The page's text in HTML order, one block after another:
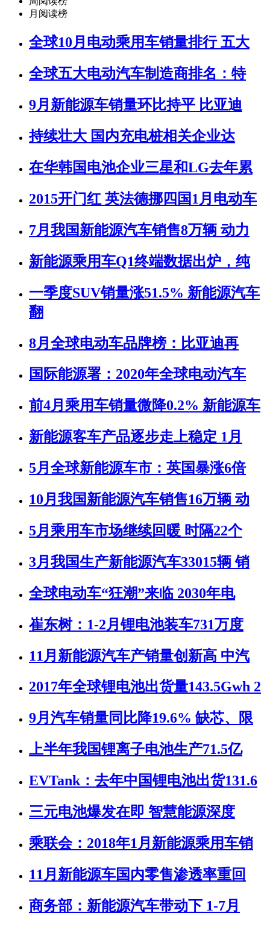
月阅读榜
全球10月电动乘用车销量排行 五大
全球五大电动汽车制造商排名：特
9月新能源车销量环比持平 比亚迪
持续壮大 国内充电桩相关企业达
在华韩国电池企业三星和LG去年累
2015开门红 英法德挪四国1月电动车
7月我国新能源汽车销售8万辆 动力
新能源乘用车Q1终端数据出炉，纯
一季度SUV销量涨51.5% 新能源汽车
翻
8月全球电动车品牌榜：比亚迪再
国际能源署：2020年全球电动汽车
前4月乘用车销量微降0.2% 新能源车
新能源客车产品逐步走上稳定 1月
5月全球新能源车市：英国暴涨6倍
10月我国新能源汽车销售16万辆 动
5月乘用车市场继续回暖 时隔22个
3月我国生产新能源汽车33015辆 销
全球电动车“狂潮”来临 2030年电
崔东树：1-2月锂电池装车731万度
11月新能源汽车产销量创新高 中汽
2017年全球锂电池出货量143.5Gwh 2
9月汽车销量同比降19.6% 缺芯、限
上半年我国锂离子电池生产71.5亿
EVTank：去年中国锂电池出货131.6
三元电池爆发在即 智慧能源深度
乘联会：2018年1月新能源乘用车销
11月新能源车国内零售渗透率重回
商务部：新能源汽车带动下 1-7月